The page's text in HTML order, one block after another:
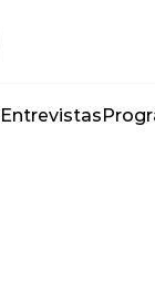
Entrevistas